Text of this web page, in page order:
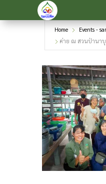
Home Events -
ค่าย ณ สวนป่านา